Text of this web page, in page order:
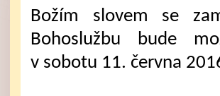
Božím slovem se
Bohoslužbu bude
v sobotu 11. června